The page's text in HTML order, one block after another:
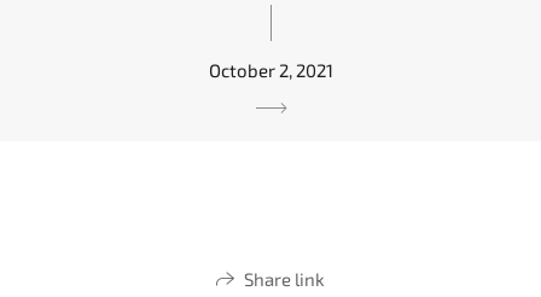
October 2, 2021
Share link